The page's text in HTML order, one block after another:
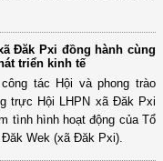
Đăk Pxi đồng hành cùng
triển kinh tế
tác Hội và phong trào
trực Hội LHPN xã Đăk Pxi
tình hình hoạt động của Tổ
Đăk Wek (xã Đăk Pxi).